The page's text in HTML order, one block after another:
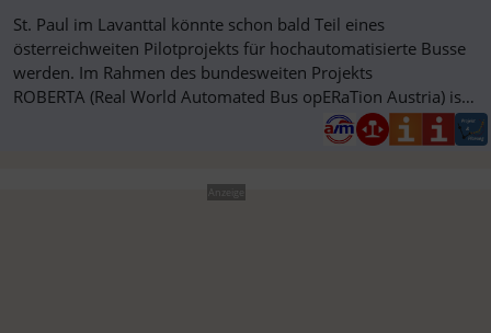
St. Paul im Lavanttal könnte schon bald Teil eines
österreichweiten Pilotprojekts für hochautomatisierte Busse
werden. Im Rahmen des bundesweiten Projekts
ROBERTA (Real World Automated Bus opERaTion Austria) ist
Anzeige